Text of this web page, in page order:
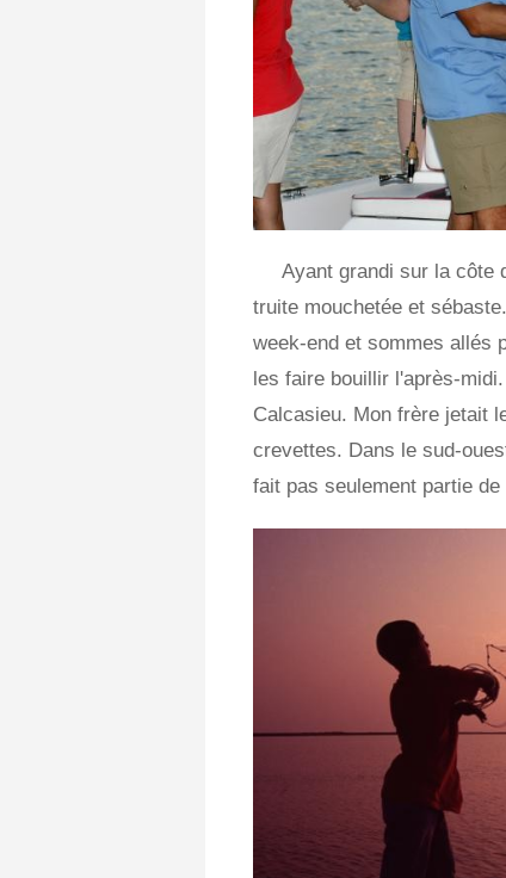
Ayant grandi sur la côte
truite mouchetée et
week-end et sommes allés
les faire bouillir l'après-
Calcasieu. Mon frère jetait
crevettes. Dans le sud-
fait pas seulement partie